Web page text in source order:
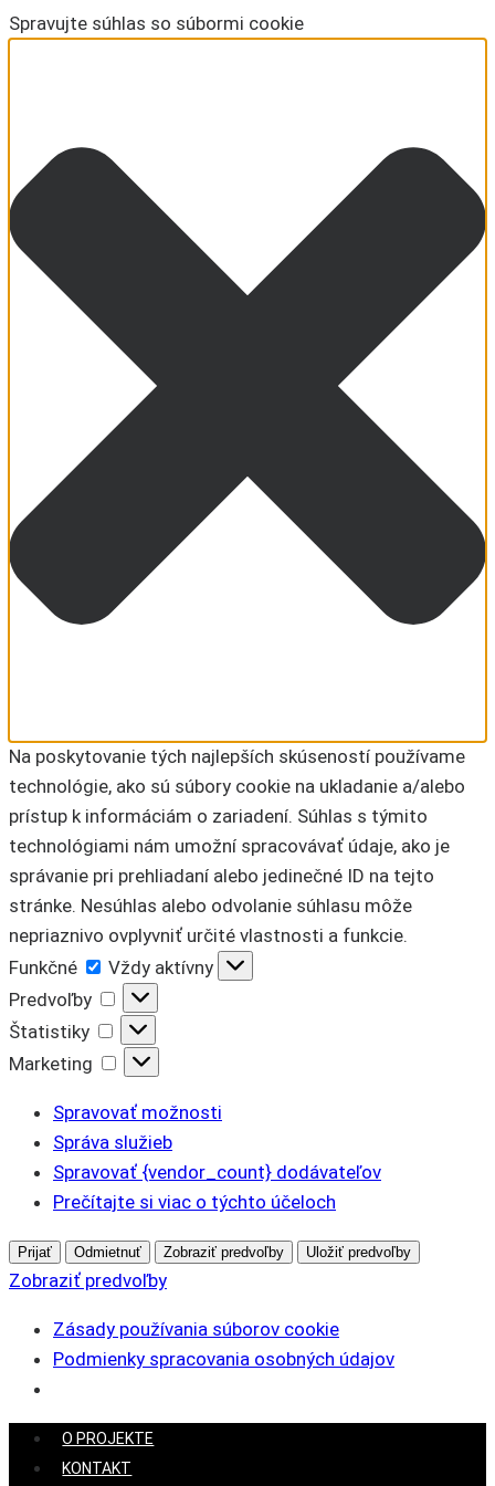
Spravujte súhlas so súbormi cookie
Na poskytovanie tých najlepších skúseností používame
technológie, ako sú súbory cookie na ukladanie a/alebo
prístup k informáciám o zariadení. Súhlas s týmito
technológiami nám umožní spracovávať údaje, ako je
správanie pri prehliadaní alebo jedinečné ID na tejto
stránke. Nesúhlas alebo odvolanie súhlasu môže
nepriaznivo ovplyvniť určité vlastnosti a funkcie.
Funkčné
Funkčné
Vždy aktívny
Predvoľby
Predvoľby
Štatistiky
Štatistiky
Marketing
Marketing
Spravovať možnosti
Správa služieb
Spravovať {vendor_count} dodávateľov
Prečítajte si viac o týchto účeloch
Prijať Odmietnuť Zobraziť predvoľby Uložiť predvoľby
Zobraziť predvoľby
Zásady používania súborov cookie
Podmienky spracovania osobných údajov
Skip
O PROJEKTE
KONTAKT